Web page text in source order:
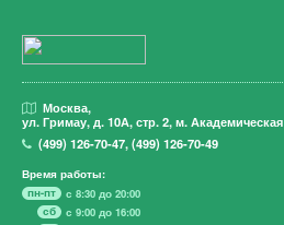
Москва,
ул. Гримау,д. 10А, стр. 2, м. Академическая
(499)126-70-47,(499)126-70-49
Время работы:
пн-пт
с 8:30 до 20:00
сб
с 9:00 до 16:00